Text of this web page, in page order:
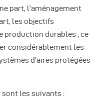
part, l’aménagement
les objectifs
production durables ; ce
considérablement les
d’aires protégées
sont les suivants :